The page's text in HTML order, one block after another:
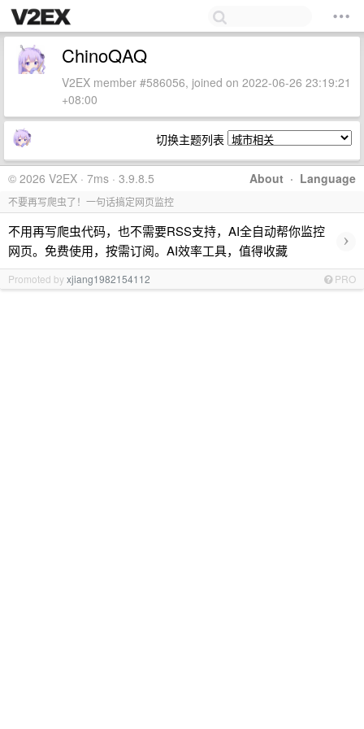
ChinoQAQ
V2EX member #586056, joined on 2022-06-26 23:19:21
+08:00
切换主题列表
About · Language
© 2026 V2EX · 7ms · 3.9.8.5
不要再写爬虫了！一句话搞定网页监控
不用再写爬虫代码，也不需要RSS支持，AI全自动帮你监控
网页。免费使用，按需订阅。AI效率工具，值得收藏
›
Promoted byxjiang1982154112 PRO